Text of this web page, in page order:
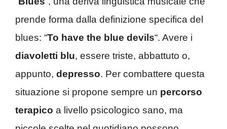
prende forma dalla definizione specifica del
blues: “To have the blue devils“. Avere i
diavoletti blu, essere triste, abbattuto o,
appunto, depresso. Per combattere questa
situazione si propone sempre un percorso
terapico a livello psicologico sano, ma